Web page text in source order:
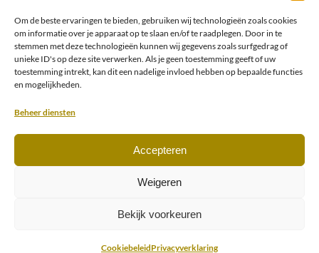
Om de beste ervaringen te bieden, gebruiken wij technologieën zoals cookies
om informatie over je apparaat op te slaan en/of te raadplegen. Door in te
stemmen met deze technologieën kunnen wij gegevens zoals surfgedrag of
unieke ID's op deze site verwerken. Als je geen toestemming geeft of uw
toestemming intrekt, kan dit een nadelige invloed hebben op bepaalde functies
en mogelijkheden.
Beheer diensten
Accepteren
Weigeren
Bekijk voorkeuren
CookiebeleidPrivacyverklaring
Volg ons
© 2026 Website is ontwikkeld door Designotive
Privacyverklaring